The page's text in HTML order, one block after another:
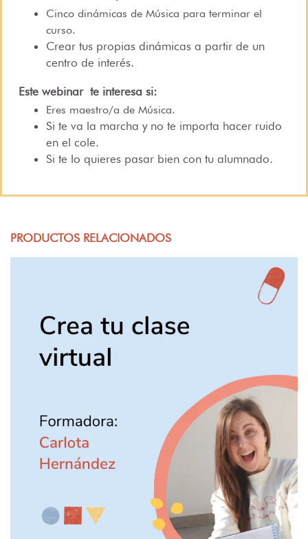
Cinco dinámicas de Música para terminar el
curso.
Crear tus propias dinámicas a partir de un
centro de interés.
Este webinarte interesa si:
Eres maestro/a de Música.
Si te va la marcha y no te importa hacer ruido
en el cole.
Si te lo quieres pasar bien con tu alumnado.
PRODUCTOS RELACIONADOS